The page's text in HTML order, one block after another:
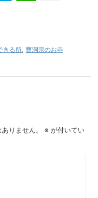
きる所, 曹洞宗のお寺
りません。 ※ が付いてい